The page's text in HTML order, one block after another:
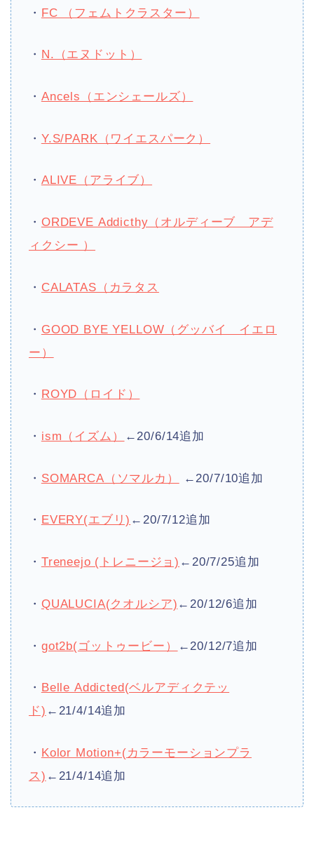
・ FC （フェムトクラスター）
・ N.（エヌドット）
・ Ancels（エンシェールズ）
・ Y.S/PARK（ワイエスパーク）
・ ALIVE（アライブ）
・ ORDEVE Addicthy（オルディーブ アデ
ィクシー ）
・ CALATAS（カラタス
・ GOOD BYE YELLOW（グッバイ イエロ
ー）
・ ROYD（ロイド）
・ ism（イズム） ←20/6/14追加
・ SOMARCA（ソマルカ） ←20/7/10追加
・ EVERY(エブリ) ←20/7/12追加
・ Treneejo (トレニージョ) ←20/7/25追加
・ QUALUCIA(クオルシア) ←20/12/6追加
・ got2b(ゴットゥービー） ←20/12/7追加
・ Belle Addicted(ベルアディクテッ
ド) ←21/4/14追加
・ Kolor Motion+(カラーモーションプラ
ス) ←21/4/14追加